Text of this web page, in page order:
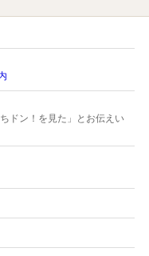
ドン！を見た」とお伝えい